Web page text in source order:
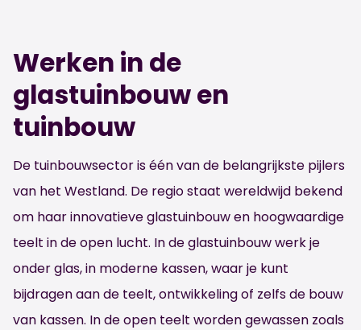
Werken in de
glastuinbouw en
tuinbouw
De tuinbouwsector is één van de belangrijkste pijlers
van het Westland. De regio staat wereldwijd bekend
om haar innovatieve glastuinbouw en hoogwaardige
teelt in de open lucht. In de glastuinbouw werk je
onder glas, in moderne kassen, waar je kunt
bijdragen aan de teelt, ontwikkeling of zelfs de bouw
van kassen. In de open teelt worden gewassen zoals